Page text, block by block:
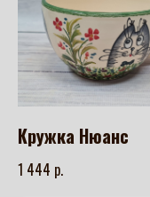
Кружка Нюанс
1 444 р.